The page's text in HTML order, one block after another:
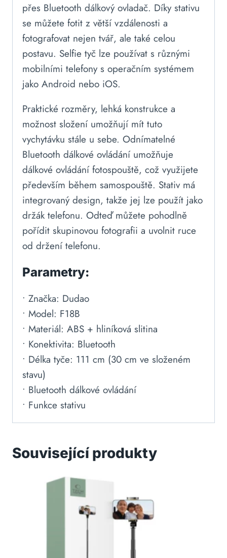
přes Bluetooth dálkový ovladač. Díky stativu
se můžete fotit z větší vzdálenosti a
fotografovat nejen tvář, ale také celou
postavu. Selfie tyč lze používat s různými
mobilními telefony s operačním systémem
jako Android nebo iOS.
Praktické rozměry, lehká konstrukce a
možnost složení umožňují mít tuto
vychytávku stále u sebe. Odnímatelné
Bluetooth dálkové ovládání umožňuje
dálkové ovládání fotospouště, což využijete
především během samospouště. Stativ má
integrovaný design, takže jej lze použít jako
držák telefonu. Odteď můžete pohodlně
pořídit skupinovou fotografii a uvolnit ruce
od držení telefonu.
Parametry:
• Značka: Dudao
• Model: F18B
• Materiál: ABS + hliníková slitina
• Konektivita: Bluetooth
• Délka tyče: 111 cm (30 cm ve složeném
stavu)
• Bluetooth dálkové ovládání
• Funkce stativu
Související produkty